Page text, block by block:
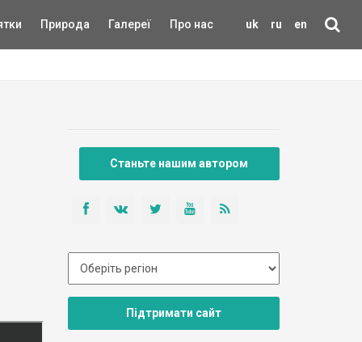
uk ru en
Природа Галереї Про нас
Станьте нашим автором
Підтримати сайт